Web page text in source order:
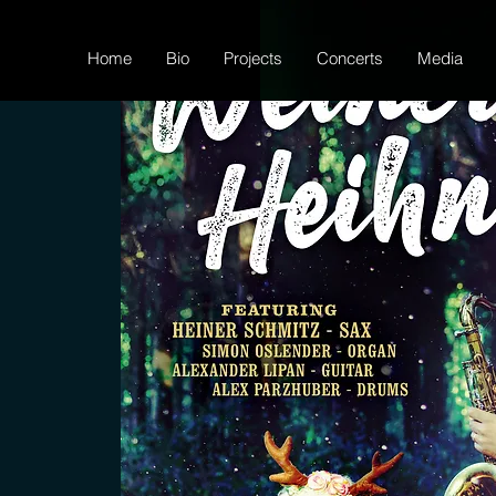
Home Bio Projects Concerts Media